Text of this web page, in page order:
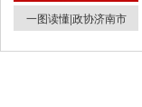
一图读懂|政协济南市